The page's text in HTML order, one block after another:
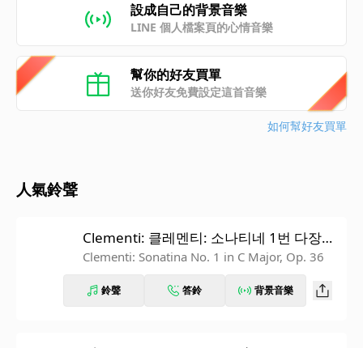
設成自己的背景音樂
LINE 個人檔案頁的心情音樂
幫你的好友買單
送你好友免費設定這首音樂
如何幫好友買單
人氣鈴聲
Clementi: 클레멘티: 소나티네 1번 다장
조, Op.36: 2. Andante
Clementi: Sonatina No. 1 in C Major, Op. 36
鈴聲 答鈴 背景音樂